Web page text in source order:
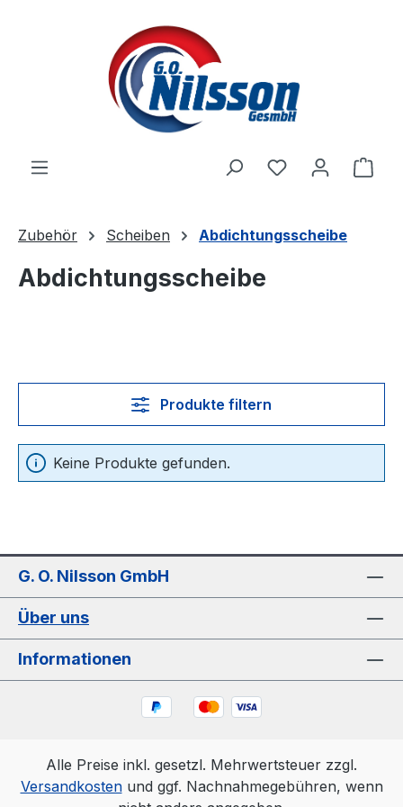
Zum Hauptinhalt springen
Zubehör Scheiben Abdichtungsscheibe
Abdichtungsscheibe
Produkte filtern
Keine Produkte gefunden.
G. O. Nilsson GmbH
Über uns
Informationen
Alle Preise inkl. gesetzl. Mehrwertsteuer zzgl.
Versandkostenund ggf. Nachnahmegebühren, wenn